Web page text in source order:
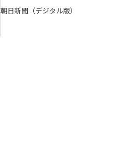
朝日新聞（デジタル版）